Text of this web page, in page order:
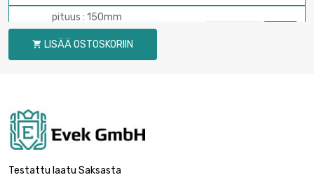
pituus : 150mm
leveys : 150mm
Paksuus /
vahvuus : 3.96mm
Paksuus /
 LISÄÄ OSTOSKORIIN
Testattu laatu Saksasta